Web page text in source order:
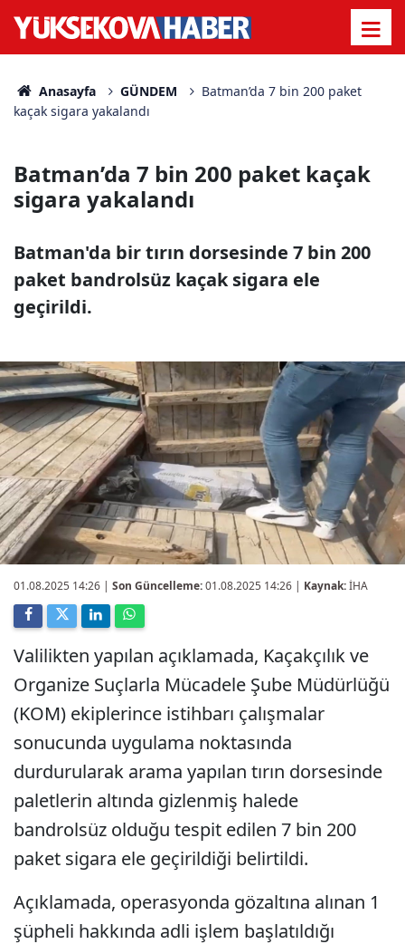
Anasayfa GÜNDEM
Batman’da 7 bin 200 paket
kaçak sigara yakalandı
Batman’da 7 bin 200 paket kaçak
sigara yakalandı
Batman'da bir tırın dorsesinde 7 bin 200
paket bandrolsüz kaçak sigara ele
geçirildi.
01.08.2025 14:26 | Son Güncelleme:01.08.2025 14:26 | Kaynak:İHA
Valilikten yapılan açıklamada, Kaçakçılık ve
Organize Suçlarla Mücadele Şube Müdürlüğü
(KOM) ekiplerince istihbarı çalışmalar
sonucunda uygulama noktasında
durdurularak arama yapılan tırın dorsesinde
paletlerin altında gizlenmiş halede
bandrolsüz olduğu tespit edilen 7 bin 200
paket sigara ele geçirildiği belirtildi.
Açıklamada, operasyonda gözaltına alınan 1
şüpheli hakkında adli işlem başlatıldığı